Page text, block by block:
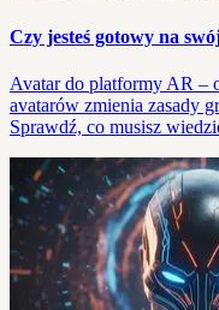
Czy jesteś gotowy na
Avatar do platformy AR –
avatarów zmienia zasady
Sprawdź, co musisz